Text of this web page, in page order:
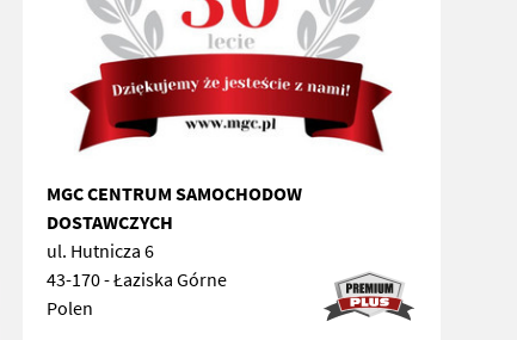
MGC CENTRUM SAMOCHODOW
DOSTAWCZYCH
ul. Hutnicza 6
43-170 - Łaziska Górne
Polen